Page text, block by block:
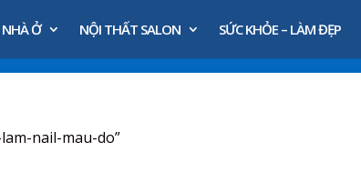
Ở NỘI THẤT SALON SỨC KHỎE – LÀM ĐẸP
nail-mau-do”